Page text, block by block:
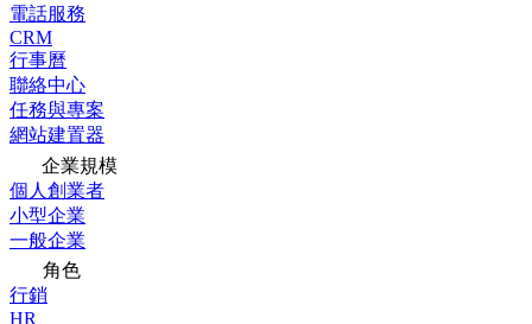
電話服務
CRM
行事曆
聯絡中心
任務與專案
網站建置器
企業規模
個人創業者
小型企業
一般企業
角色
行銷
HR